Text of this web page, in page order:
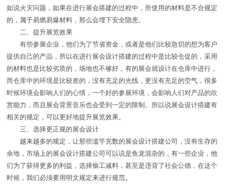
如说火灾问题，如果在进行展会搭建的过程中，所使用的材料是不合规定
的，属于易燃易爆材料，那么会埋下安全隐患。
二、提升展览效果
有些参展企业，他们为了节省资金，或者是他们比较急切的想为客户
提供自己的产品，所以在进行展会设计搭建的过程中是比较仓促的，采用
的材料也是比较劣质的，场地也不够好，有的展会就设计在仓库中进行，
而仓库中的环境是比较差的，没有充足的光线，更没有充足的空气，很多
时候环境会影响人们的心情，一个好的参展环境，会影响人们对产品的欣
赏能力，而且展会背景音乐也会受到一定的限制。所以说展会设计搭建有
相关的规定，可以更好地提升展览效果。
三、选择更正规的展会设计
越来越多的规定，让那些滥竽充数的展会设计搭建公司，没有生存的
余地，市场上的展会设计搭建公司可以说是鱼龙混杂的，有一些企业，他
们为了获得更多的利益，选择偷工减料，甚至是违背了社会公德，在这个
时候，我们必须要用明文规定来进行规范。